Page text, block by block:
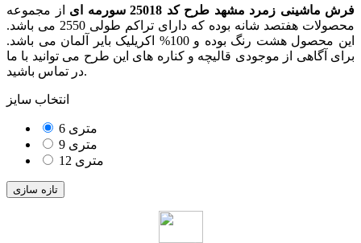
فرش ماشینی زمرد مشهد طرح کد 25018 سورمه ای
از مجموعه
محصولات هفتصد شانه بوده که دارای تراکم طولی 2550 می باشد.
این محصول هشت رنگ بوده و 100% اکریلیک بایر آلمان می باشد.
برای آگاهی از موجودی قالیچه و کناره های این طرح می توانید با ما
در تماس باشید.
انتخاب سایز
6 متری
9 متری
12 متری